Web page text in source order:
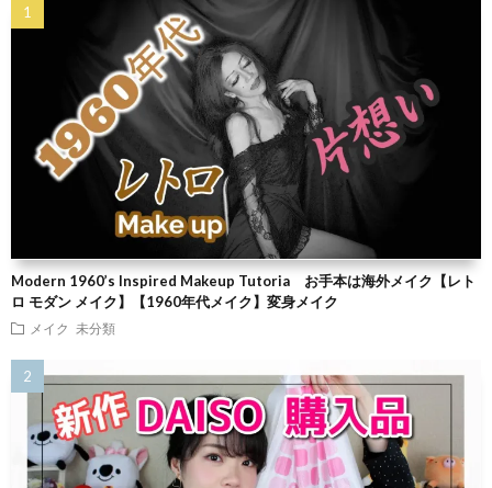
Modern 1960’s Inspired Makeup Tutoria お手本は海外メイク【レト
ロ モダン メイク】【1960年代メイク】変身メイク
メイク 未分類